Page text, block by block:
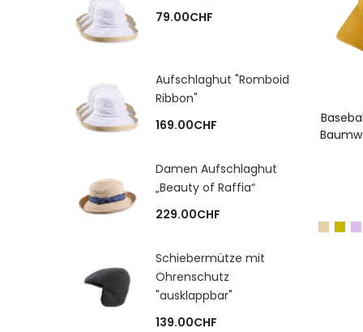
79.00CHF
Aufschlaghut "Romboid
Ribbon"
169.00CHF
Damen Aufschlaghut
„Beauty of Raffia“
229.00CHF
Schiebermütze mit
Ohrenschutz
"ausklappbar"
139.00CHF